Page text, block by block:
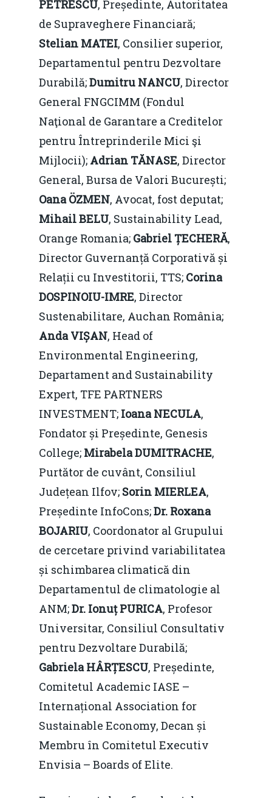
PETRESCU, Președinte, Autoritatea
de Supraveghere Financiară;
Stelian MATEI, Consilier superior,
Departamentul pentru Dezvoltare
Durabilă;Dumitru NANCU, Director
General FNGCIMM (Fondul
Naţional de Garantare a Creditelor
pentru Întreprinderile Mici şi
Mijlocii); Adrian TĂNASE, Director
General, Bursa de Valori București;
Oana ÖZMEN, Avocat, fost deputat;
Mihail BELU, Sustainability Lead,
Orange Romania; Gabriel ȚECHERĂ,
Director Guvernanță Corporativă și
Relații cu Investitorii, TTS; Corina
DOSPINOIU-IMRE, Director
Sustenabilitare, Auchan România⁠;
Anda VIȘAN, Head of
Environmental Engineering,
Departament and Sustainability
Expert, TFE PARTNERS
INVESTMENT; Ioana NECULA,
Fondator și Președinte, Genesis
College; Mirabela DUMITRACHE,
Purtător de cuvânt, Consiliul
Județean Ilfov; Sorin MIERLEA,
Președinte InfoCons;Dr. Roxana
BOJARIU, Coordonator al Grupului
de cercetare privind variabilitatea
și schimbarea climatică din
Departamentul de climatologie al
ANM;Dr. Ionuț PURICA, Profesor
Universitar, Consiliul Consultativ
pentru Dezvoltare Durabilă;
Gabriela HÂRȚESCU, Președinte,
Comitetul Academic IASE –
Internațional Association for
Sustainable Economy, Decan și
Membru în Comitetul Executiv
Envisia – Boards of Elite.